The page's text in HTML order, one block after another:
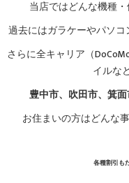
当店ではどんな機種
過去にはガラケーやパソ
さらに全キャリア（
イルな
豊中市、吹田市、箕
お住まいの方はどんな
各種割引も